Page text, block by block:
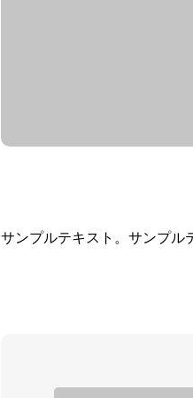
サンプルテキスト。サンプル